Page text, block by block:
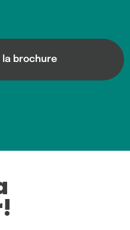
la brochure